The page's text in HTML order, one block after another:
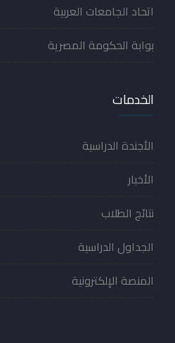
اتحاد الجامعات العربية
بوابة الحكومة المصرية
الخدمات
الأجندة الدراسية
الأخبار
نتائج الطلاب
الجداول الدراسية
المنصة الإلكترونية